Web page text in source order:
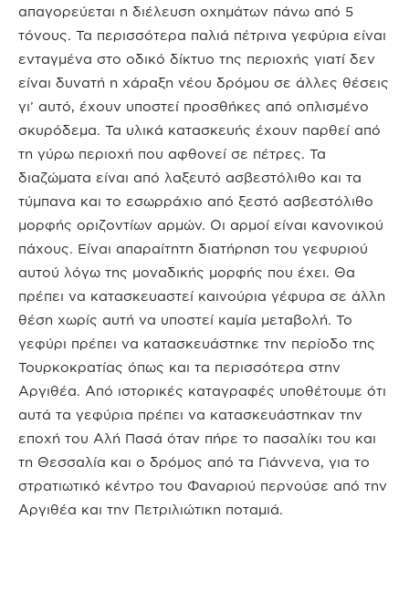
απαγορεύεται η διέλευση οχημάτων πάνω από 5
τόνους. Τα περισσότερα παλιά πέτρινα γεφύρια είναι
ενταγμένα στο οδικό δίκτυο της περιοχής γιατί δεν
είναι δυνατή η χάραξη νέου δρόμου σε άλλες θέσεις
γι’ αυτό, έχουν υποστεί προσθήκες από οπλισμένο
σκυρόδεμα. Τα υλικά κατασκευής έχουν παρθεί από
τη γύρω περιοχή που αφθονεί σε πέτρες. Τα
διαζώματα είναι από λαξευτό ασβεστόλιθο και τα
τύμπανα και το εσωρράχιο από ξεστό ασβεστόλιθο
μορφής οριζοντίων αρμών. Οι αρμοί είναι κανονικού
πάχους. Είναι απαραίτητη διατήρηση του γεφυριού
αυτού λόγω της μοναδικής μορφής που έχει. Θα
πρέπει να κατασκευαστεί καινούρια γέφυρα σε άλλη
θέση χωρίς αυτή να υποστεί καμία μεταβολή. Το
γεφύρι πρέπει να κατασκευάστηκε την περίοδο της
Τουρκοκρατίας όπως και τα περισσότερα στην
Αργιθέα. Από ιστορικές καταγραφές υποθέτουμε ότι
αυτά τα γεφύρια πρέπει να κατασκευάστηκαν την
εποχή του Αλή Πασά όταν πήρε το πασαλίκι του και
τη Θεσσαλία και ο δρόμος από τα Γιάννενα, για το
στρατιωτικό κέντρο του Φαναριού περνούσε από την
Αργιθέα και την Πετριλιώτικη ποταμιά.